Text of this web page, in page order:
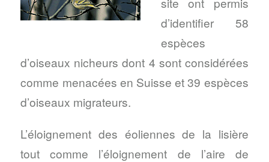
d’identifier 58
espèces
d’oiseaux nicheurs dont 4 sont considérées
comme menacées en Suisse et 39 espèces
d’oiseaux migrateurs.
L’éloignement des éoliennes de la lisière
tout comme l’éloignement de l’aire de